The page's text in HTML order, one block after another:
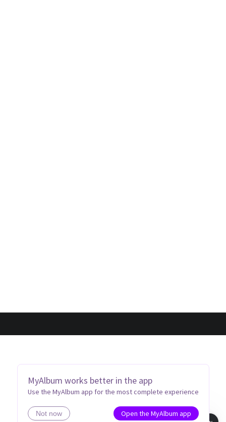
MyAlbum works better in the app
Use the MyAlbum app for the most complete experience
Not now
Open the MyAlbum app